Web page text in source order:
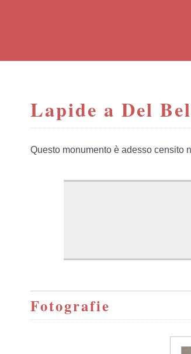
Lapide a Del
Questo monumento è adesso censito
Fotografie